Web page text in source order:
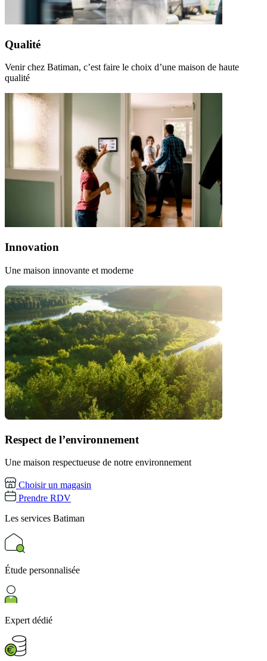
Qualité
Venir chez Batiman, c’est faire le choix d’une maison de haute
qualité
Innovation
Une maison innovante et moderne
Respect de l’environnement
Une maison respectueuse de notre environnement
Choisir un magasin
Prendre RDV
Les services Batiman
Étude personnalisée
Expert dédié